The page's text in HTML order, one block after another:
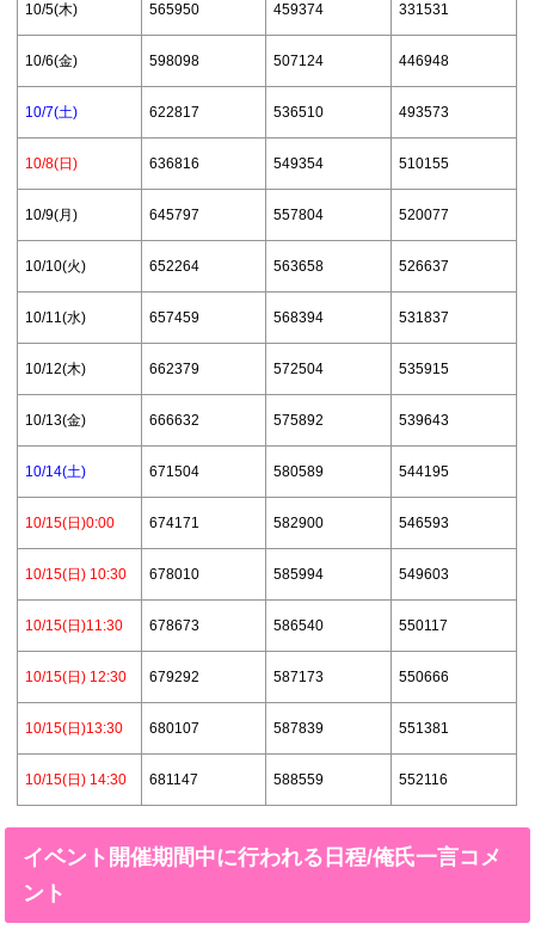
10/5(木) 565950 459374 331531
10/6(金) 598098 507124 446948
10/7(土) 622817 536510 493573
10/8(日) 636816 549354 510155
10/9(月) 645797 557804 520077
10/10(火) 652264 563658 526637
10/11(水) 657459 568394 531837
10/12(木) 662379 572504 535915
10/13(金) 666632 575892 539643
10/14(土) 671504 580589 544195
10/15(日)0:00 674171 582900 546593
10/15(日) 10:30 678010 585994 549603
10/15(日)11:30 678673 586540 550117
10/15(日) 12:30 679292 587173 550666
10/15(日)13:30 680107 587839 551381
10/15(日) 14:30 681147 588559 552116
イベント開催期間中に行われる日程/俺氏一言コメ
ント